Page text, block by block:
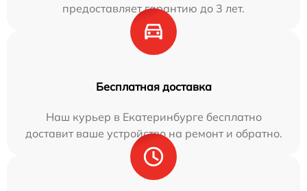
предоставляет гарантию до 3 лет.
Бесплатная доставка
Наш курьер в Екатеринбурге бесплатно
доставит ваше устройство на ремонт и обратно.